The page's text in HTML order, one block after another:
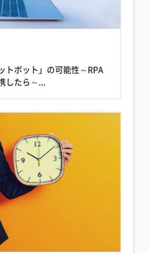
トボット」の可能性～RPA
したら～...